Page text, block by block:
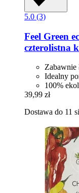
5.0 (3)
Feel Green
czterolistna
Zabawnie
Idealny
100%
39,99 zł
Dostawa do 11